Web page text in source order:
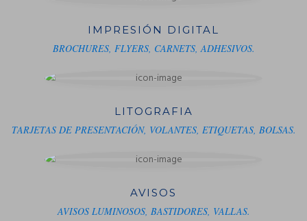
IMPRESIÓN DIGITAL
BROCHURES, FLYERS, CARNETS, ADHESIVOS.
LITOGRAFIA
TARJETAS DE PRESENTACIÓN, VOLANTES, ETIQUETAS, BOLSAS.
AVISOS
AVISOS LUMINOSOS, BASTIDORES, VALLAS.